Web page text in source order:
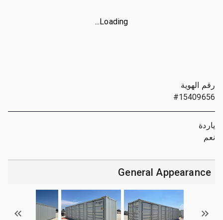
Loading...
رقم الهوية
#15409656
ياردة
نعم
General Appearance